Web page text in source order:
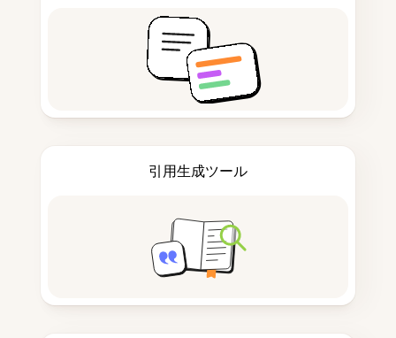
引用生成ツール